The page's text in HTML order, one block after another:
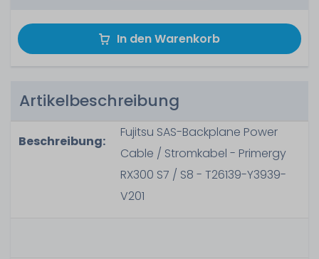
In den Warenkorb
Artikelbeschreibung
Beschreibung:
Fujitsu SAS-Backplane Power
Cable / Stromkabel - Primergy
RX300 S7 / S8 - T26139-Y3939-
V201